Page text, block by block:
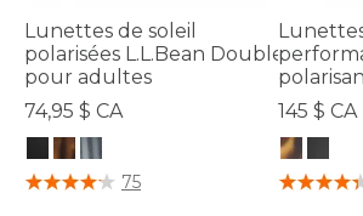
Lunettes de soleil
polarisées L.L.Bean Double L,
pour adultes
74,95 $ CA
5 sur 5 Évaluation des clients
75
145 $ CA
4,3 sur 5